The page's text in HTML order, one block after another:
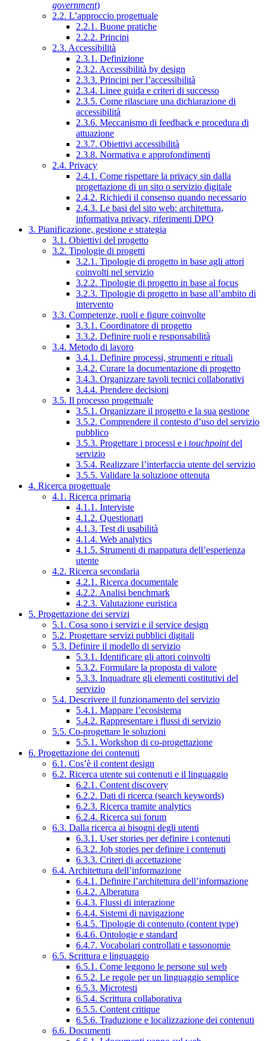
government)
2.2. L’approccio progettuale
2.2.1. Buone pratiche
2.2.2. Principi
2.3. Accessibilità
2.3.1. Definizione
2.3.2. Accessibilità by design
2.3.3. Principi per l’accessibilità
2.3.4. Linee guida e criteri di successo
2.3.5. Come rilasciare una dichiarazione di
accessibilità
2.3.6. Meccanismo di feedback e procedura di
attuazione
2.3.7. Obiettivi accessibilità
2.3.8. Normativa e approfondimenti
2.4. Privacy
2.4.1. Come rispettare la privacy sin dalla
progettazione di un sito o servizio digitale
2.4.2. Richiedi il consenso quando necessario
2.4.3. Le basi del sito web: architettura,
informativa privacy, riferimenti DPO
3. Pianificazione, gestione e strategia
3.1. Obiettivi del progetto
3.2. Tipologie di progetti
3.2.1. Tipologie di progetto in base agli attori
coinvolti nel servizio
3.2.2. Tipologie di progetto in base al focus
3.2.3. Tipologie di progetto in base all’ambito di
intervento
3.3. Competenze, ruoli e figure coinvolte
3.3.1. Coordinatore di progetto
3.3.2. Definire ruoli e responsabilità
3.4. Metodo di lavoro
3.4.1. Definire processi, strumenti e rituali
3.4.2. Curare la documentazione di progetto
3.4.3. Organizzare tavoli tecnici collaborativi
3.4.4. Prendere decisioni
3.5. Il processo progettuale
3.5.1. Organizzare il progetto e la sua gestione
3.5.2. Comprendere il contesto d’uso del servizio
pubblico
3.5.3. Progettare i processi e i touchpointdel
servizio
3.5.4. Realizzare l’interfaccia utente del servizio
3.5.5. Validare la soluzione ottenuta
4. Ricerca progettuale
4.1. Ricerca primaria
4.1.1. Interviste
4.1.2. Questionari
4.1.3. Test di usabilità
4.1.4. Web analytics
4.1.5. Strumenti di mappatura dell’esperienza
utente
4.2. Ricerca secondaria
4.2.1. Ricerca documentale
4.2.2. Analisi benchmark
4.2.3. Valutazione euristica
5. Progettazione dei servizi
5.1. Cosa sono i servizi e il service design
5.2. Progettare servizi pubblici digitali
5.3. Definire il modello di servizio
5.3.1. Identificare gli attori coinvolti
5.3.2. Formulare la proposta di valore
5.3.3. Inquadrare gli elementi costitutivi del
servizio
5.4. Descrivere il funzionamento del servizio
5.4.1. Mappare l’ecosistema
5.4.2. Rappresentare i flussi di servizio
5.5. Co-progettare le soluzioni
5.5.1. Workshop di co-progettazione
6. Progettazione dei contenuti
6.1. Cos’è il content design
6.2. Ricerca utente sui contenuti e il linguaggio
6.2.1. Content discovery
6.2.2. Dati di ricerca (search keywords)
6.2.3. Ricerca tramite analytics
6.2.4. Ricerca sui forum
6.3. Dalla ricerca ai bisogni degli utenti
6.3.1. User stories per definire i contenuti
6.3.2. Job stories per definire i contenuti
6.3.3. Criteri di accettazione
6.4. Architettura dell’informazione
6.4.1. Definire l’architettura dell’informazione
6.4.2. Alberatura
6.4.3. Flussi di interazione
6.4.4. Sistemi di navigazione
6.4.5. Tipologie di contenuto (content type)
6.4.6. Ontologie e standard
6.4.7. Vocabolari controllati e tassonomie
6.5. Scrittura e linguaggio
6.5.1. Come leggono le persone sul web
6.5.2. Le regole per un linguaggio semplice
6.5.3. Microtesti
6.5.4. Scrittura collaborativa
6.5.5. Content critique
6.5.6. Traduzione e localizzazione dei contenuti
6.6. Documenti